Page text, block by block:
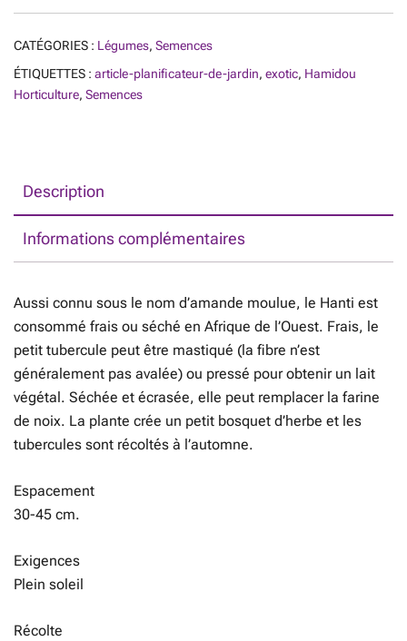
CATÉGORIES : Légumes, Semences
ÉTIQUETTES : article-planificateur-de-jardin, exotic, Hamidou
Horticulture, Semences
Description
Informations complémentaires
Aussi connu sous le nom d’amande moulue, le Hanti est
consommé frais ou séché en Afrique de l’Ouest. Frais, le
petit tubercule peut être mastiqué (la fibre n’est
généralement pas avalée) ou pressé pour obtenir un lait
végétal. Séchée et écrasée, elle peut remplacer la farine
de noix. La plante crée un petit bosquet d’herbe et les
tubercules sont récoltés à l’automne.
Espacement
30-45 cm.
Exigences
Plein soleil
Récolte